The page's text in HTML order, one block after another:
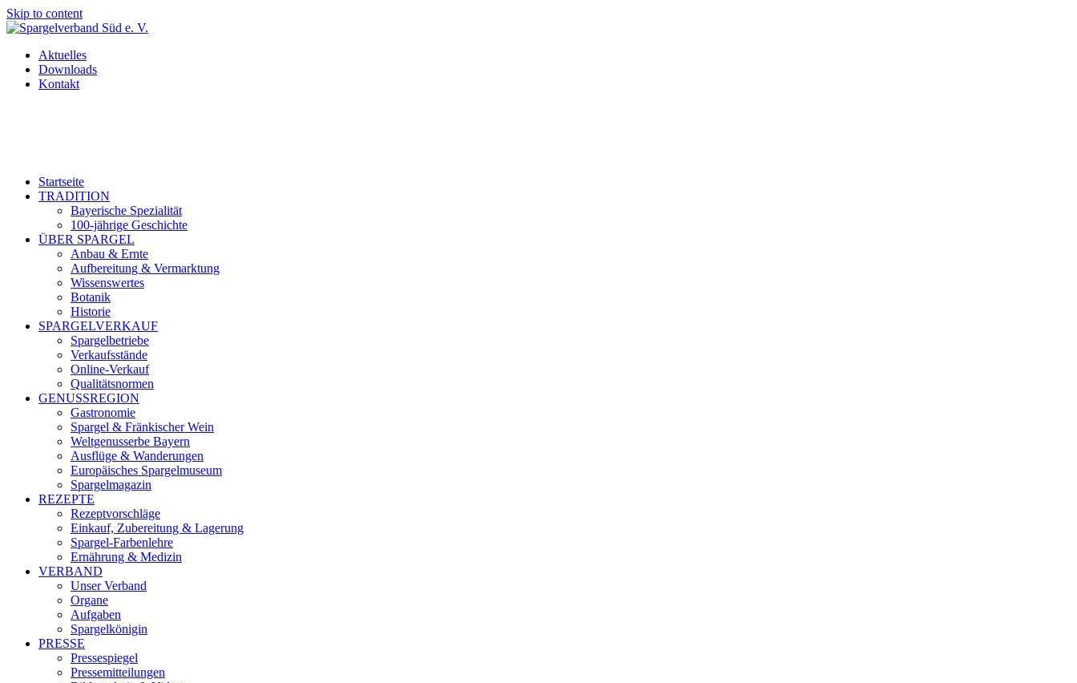
Skip to content
Aktuelles
Downloads
Kontakt
Startseite
TRADITION
Bayerische Spezialität
100-jährige Geschichte
ÜBER SPARGEL
Anbau & Ernte
Aufbereitung & Vermarktung
Wissenswertes
Botanik
Historie
SPARGELVERKAUF
Spargelbetriebe
Verkaufsstände
Online-Verkauf
Qualitätsnormen
GENUSSREGION
Gastronomie
Spargel & Fränkischer Wein
Weltgenusserbe Bayern
Ausflüge & Wanderungen
Europäisches Spargelmuseum
Spargelmagazin
REZEPTE
Rezeptvorschläge
Einkauf, Zubereitung & Lagerung
Spargel-Farbenlehre
Ernährung & Medizin
VERBAND
Unser Verband
Organe
Aufgaben
Spargelkönigin
PRESSE
Pressespiegel
Pressemitteilungen